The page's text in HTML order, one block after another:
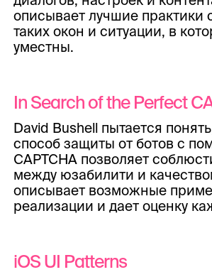
описывает лучшие практики
таких окон и ситуации, в
уместны.
In Search of the Perfect
David Bushell пытается
способ защиты от ботов с
CAPTCHA позволяет
между юзабилити и
описывает возможные
реализации и дает оценку
iOS UI Patterns